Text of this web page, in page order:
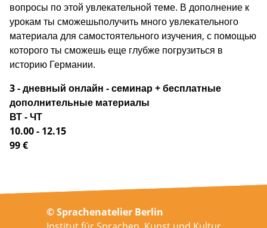
вопросы по этой увлекательной теме. В дополнение к
урокам ты сможешьполучить много увлекательного
материала для самостоятельного изучения, с помощью
которого ты сможешь еще глубже погрузиться в
историю Германии.
3 - дневный онлайн - семинар + бесплатные
дополнительные материалы
ВТ - ЧТ
10.00 - 12.15
99 €
© Sprachenatelier Berlin